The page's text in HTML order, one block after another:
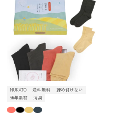
NUKATO 送料無料
締め付けない
通年素材
消臭